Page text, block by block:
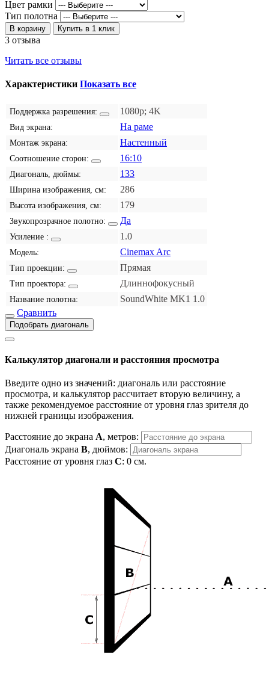
Цвет рамки
Тип полотна
В корзину Купить в 1 клик
3 отзыва
Читать все отзывы
Характеристики Показать все
Поддержка разрешения: 1080p; 4K
Вид экрана: На раме
Монтаж экрана: Настенный
Соотношение сторон: 16:10
Диагональ, дюймы: 133
Ширина изображения, см: 286
Высота изображения, см: 179
Звукопрозрачное полотно: Да
Усиление : 1.0
Модель: Cinemax Arc
Тип проекции: Прямая
Тип проектора: Длиннофокусный
Название полотна:
SoundWhite MK1 1.0
Сравнить
Подобрать диагональ
Калькулятор диагонали и расстояния просмотра
Введите одно из значений: диагональ или расстояние
просмотра, и калькулятор рассчитает вторую величину, а
также рекомендуемое расстояние от уровня глаз зрителя до
нижней границы изображения.
Расстояние до экрана A, метров:
Диагональ экрана B, дюймов:
Расстояние от уровня глаз C: 0 см.